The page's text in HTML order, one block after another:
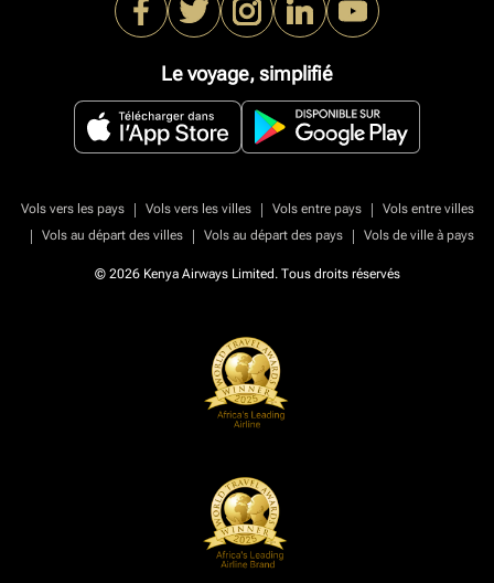
Le voyage, simplifié
Vols vers les pays | Vols vers les villes | Vols entre pays |
Vols entre villes
|
Vols au départ des villes | Vols au départ des pays | Vols de ville à pays
© 2026 Kenya Airways Limited. Tous droits réservés